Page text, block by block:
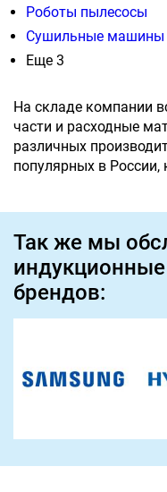
Роботы пылесосы
Сушильные машины
Еще 3
На складе компании
части и расходные
различных
популярных в России,
Так же мы
брендов: